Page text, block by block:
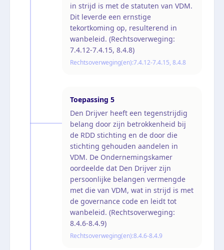
in strijd is met de statuten van VDM.
Dit leverde een ernstige
tekortkoming op, resulterend in
wanbeleid. (Rechtsoverweging:
7.4.12-7.4.15, 8.4.8)
Rechtsoverweging(en):7.4.12-7.4.15, 8.4.8
Toepassing 5
Den Drijver heeft een tegenstrijdig
belang door zijn betrokkenheid bij
de RDD stichting en de door die
stichting gehouden aandelen in
VDM. De Ondernemingskamer
oordeelde dat Den Drijver zijn
persoonlijke belangen vermengde
met die van VDM, wat in strijd is met
de governance code en leidt tot
wanbeleid. (Rechtsoverweging:
8.4.6-8.4.9)
Rechtsoverweging(en):8.4.6-8.4.9